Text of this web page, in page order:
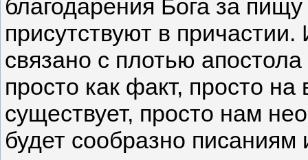
благодарения Бога за
присутствуют в
связано с плотью
просто как факт, просто на
существует, просто нам
будет сообразно